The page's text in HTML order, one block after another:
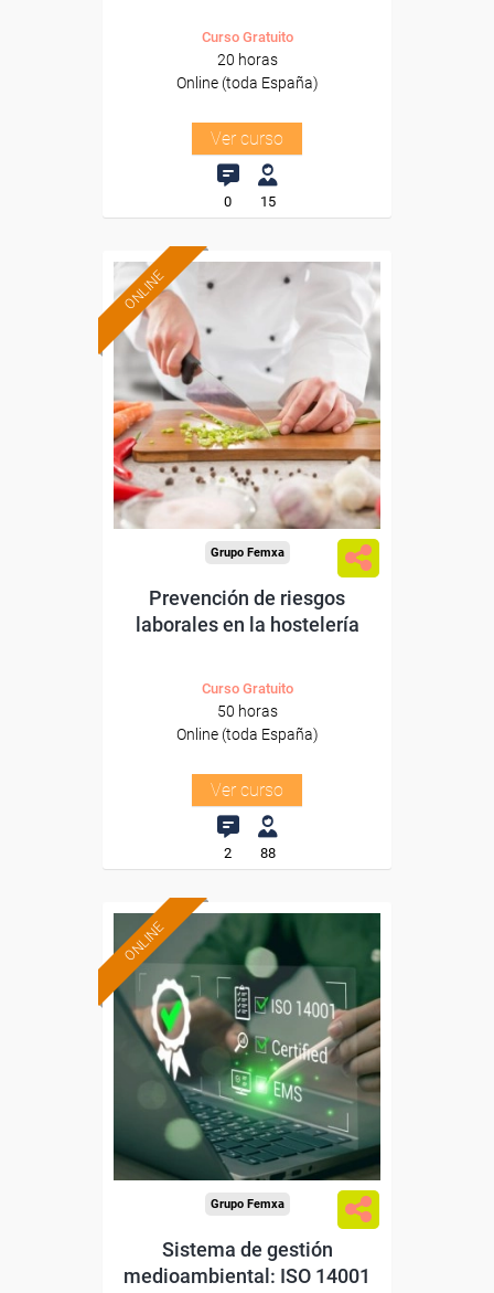
Curso Gratuito
20 horas
Online (toda España)
Ver curso
0 15
ONLINE
Formación 100%
subvencionada.
Para desempleados,
trabajadores y autónomos.
Sector
-Hosteleria y Turismo.
Grupo Femxa
Prevención de riesgos
laborales en la hostelería
Curso Gratuito
50 horas
Online (toda España)
Ver curso
2 88
ONLINE
Formación 100%
subvencionada.
Para desempleados,
trabajadores y autónomos.
Sector
-Industria Química.
Grupo Femxa
Sistema de gestión
medioambiental: ISO 14001